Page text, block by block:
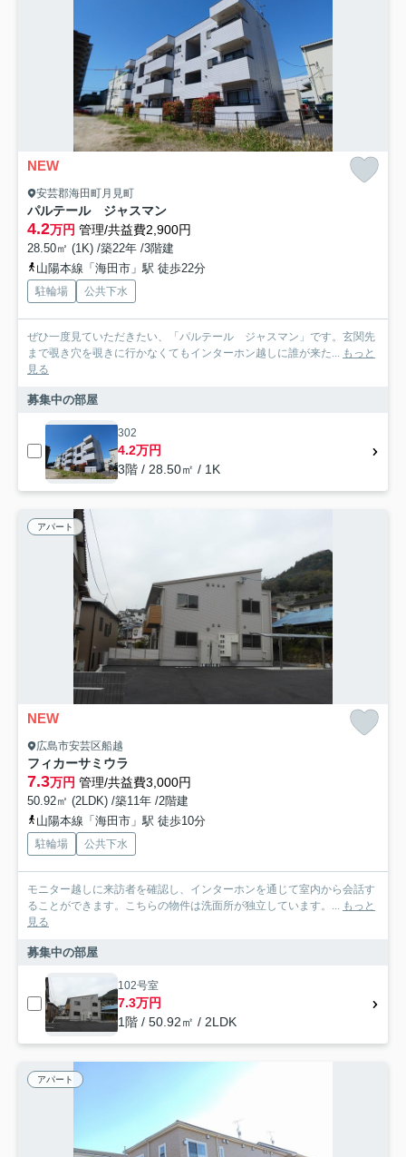
NEW
安芸郡海田町月見町
パルテール ジャスマン
4.2万円 管理/共益費2,900円
28.50㎡ (1K) /築22年 /3階建
山陽本線「海田市」駅 徒歩22分
駐輪場 公共下水
ぜひ一度見ていただきたい、「パルテール ジャスマン」です。玄関先
まで覗き穴を覗きに行かなくてもインターホン越しに誰が来た... もっと
見る
募集中の部屋
302
4.2万円
3階 / 28.50㎡ / 1K
アパート
NEW
広島市安芸区船越
フィカーサミウラ
7.3万円 管理/共益費3,000円
50.92㎡ (2LDK) /築11年 /2階建
山陽本線「海田市」駅 徒歩10分
駐輪場 公共下水
モニター越しに来訪者を確認し、インターホンを通じて室内から会話す
ることができます。こちらの物件は洗面所が独立しています。... もっと
見る
募集中の部屋
102号室
7.3万円
1階 / 50.92㎡ / 2LDK
アパート